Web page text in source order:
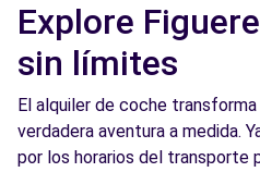
Explore
sin límites
El alquiler de coche
verdadera aventura a medida.
por los horarios del transporte